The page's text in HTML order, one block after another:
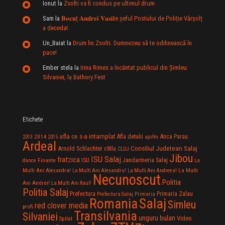
Ionut la Zsolti va fi condus pe ultimul drum
Sam la 𝐁𝐨𝐜𝐮ț 𝐀𝐧𝐝𝐫𝐞𝐢 𝐕𝐚𝐬𝐢𝐥e şeful Postului de Poliție Vârșolț
a decedat
Un_Baiat la Drum lin Zsolti. Dumnezeu sã te odihneascã în
pace!
Ember stela la Irina Rimes a încântat publicul din Şimleu
Silvaniei, la Bathory Fest
Etichete
2013 2014 2015 afla ce s-a intamplat Afla detalii ajofm Anca Parau
Ardeal Arnold Schlachter c8ilu CLUJ Consiliul Judetean Salaj
dance Finante fratzica ISU ISU Salaj Jandarmeria Salaj Jibou La
Multi Ani Alexandra! La Multi Ani Alexandru! La Multi Ani Andreea! La Multi
Ani Andrei! La Multi Ani Raul! Necunoscut Politia
Politia Salaj Prefectura Prefectura Salaj Primaria Primaria Zalau
profi red clover media RomaniaSalaj Simleu
Silvaniei Spital Transilvania unguru bulan Video